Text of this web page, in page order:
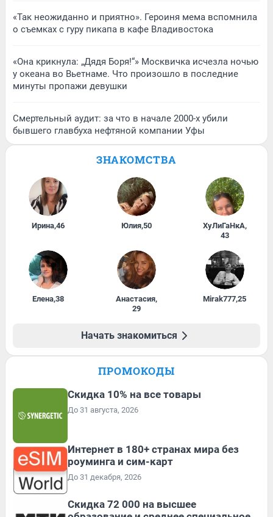
«Так неожиданно и приятно». Героиня мема вспомнила
о съемках с гуру пикапа в кафе Владивостока
«Она крикнула: „Дядя Боря!“» Москвичка исчезла ночью
у океана во Вьетнаме. Что произошло в последние
минуты пропажи девушки
Смертельный аудит: за что в начале 2000-х убили
бывшего главбуха нефтяной компании Уфы
ЗНАКОМСТВА
Ирина,46 Юлия,50 ХуЛиГаНкА,
43
Елена,38 Анастасия,
29
Mirak777,25
Начать знакомиться
ПРОМОКОДЫ
Скидка 10% на все товары
До 31 августа, 2026
Интернет в 180+ странах мира без
роуминга и сим-карт
До 31 декабря, 2026
Скидка 72 000 на высшее